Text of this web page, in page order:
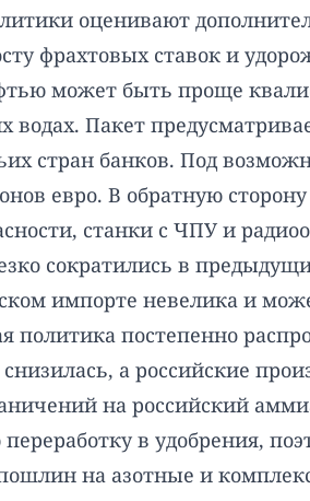
оценивают
фрахтовых ставок и
может быть проще
водах. Пакет
стран банков. Под
евро. В обратную
станки с ЧПУ и
сократились в
импорте невелика и
политика постепенно
а российские
на российский
в удобрения,
на азотные и